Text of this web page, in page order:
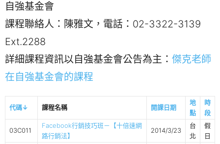
自強基金會
課程聯絡人：陳雅文，電話：02-3322-3139
Ext.2288
詳細課程資訊以自強基金會公告為主： 傑克老師
在自強基金會的課程
代碼↓ 課程名稱 開課日期
地
點
時
段
03C011
Facebook行銷技巧班－【十倍速網
路行銷法】
2014/3/23
台
北
假
日